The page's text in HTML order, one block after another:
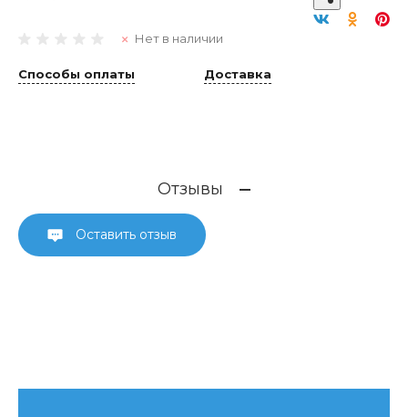
Нет в наличии
Способы оплаты Доставка
Отзывы
Оставить отзыв